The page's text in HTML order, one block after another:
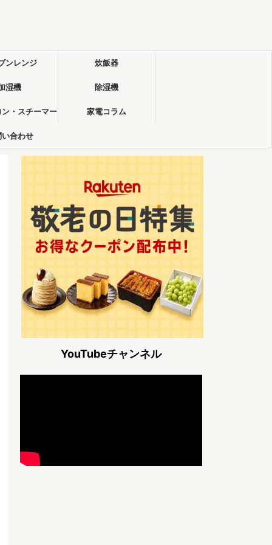
ンレンジ 炊飯器
湿機 除湿機
・スチーマー 家電コラム
い合わせ
YouTubeチャンネル